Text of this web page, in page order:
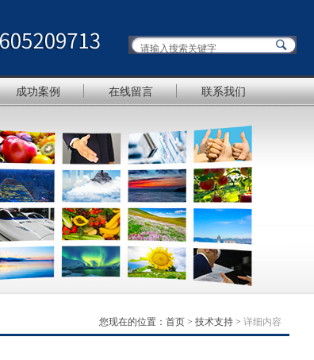
成功案例 在线留言 联系我们
您现在的位置： 首页 > 技术支持 > 详细内容